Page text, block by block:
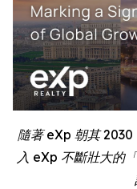
隨著 eXp 朝其 2030
入 eXp 不斷壯大的